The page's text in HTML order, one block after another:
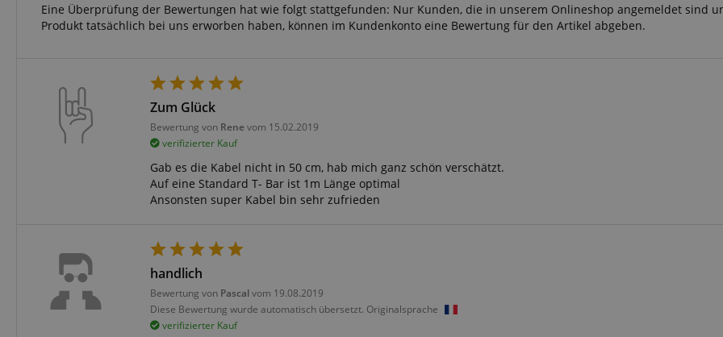
Eine Überprüfung der Bewertungen hat wie folgt stattgefunden: Nur Kunden, die in unserem Onlineshop angemeldet sind
Produkt tatsächlich bei uns erworben haben, können im Kundenkonto eine Bewertung für den Artikel abgeben.
Zum Glück
Bewertung von Rene vom 15.02.2019
verifizierter Kauf
Gab es die Kabel nicht in 50 cm, hab mich ganz schön verschätzt.
Auf eine Standard T- Bar ist 1m Länge optimal
Ansonsten super Kabel bin sehr zufrieden
handlich
Bewertung von Pascalvom 19.08.2019
Diese Bewertung wurde automatisch übersetzt. Originalsprache
verifizierter Kauf
Google-Datenschutzerklärung